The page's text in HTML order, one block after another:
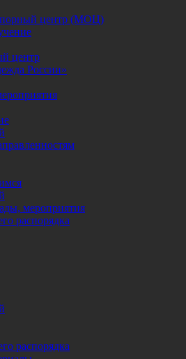
центр (МОЦ)
центр
России»
мероприятия
распорядка
распорядка